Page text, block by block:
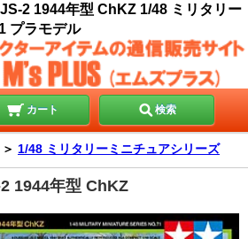
2 1944年型 ChKZ 1/48 ミリタリー
プラモデル
カート 検索
＞ 1/48 ミリタリーミニチュアシリーズ
1944年型 ChKZ